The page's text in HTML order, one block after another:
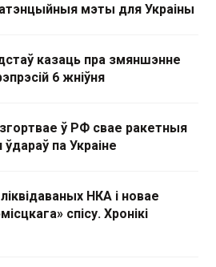
мэты для Украіны
казаць пра змяншэнне
6 жніўня
ў РФ свае ракетныя
па Украіне
НКА і новае
спісу. Хронікі